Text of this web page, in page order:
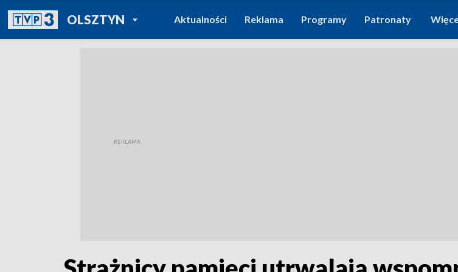
OLSZTYNPOWRÓT DO
TVP REGIONY
Aktualności Reklama Programy Patronaty